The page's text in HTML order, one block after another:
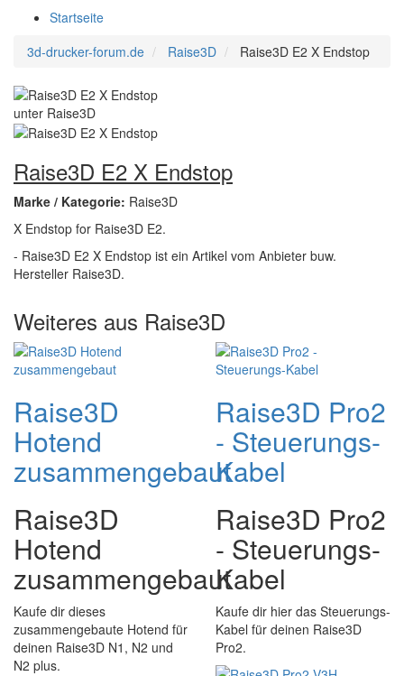
Startseite
3d-drucker-forum.de
Raise3D Raise3D E2 X Endstop
Raise3D E2 X Endstop
Marke / Kategorie: Raise3D
X Endstop for Raise3D E2.
- Raise3D E2 X Endstop ist ein Artikel vom Anbieter buw.
Hersteller Raise3D.
Weiteres aus Raise3D
Raise3D
Hotend
zusammengebaut
Raise3D
Hotend
zusammengebaut
Kaufe dir dieses
zusammengebaute Hotend für
deinen Raise3D N1, N2 und
N2 plus.
Raise3D Pro2
- Steuerungs-
Kabel
Raise3D Pro2
- Steuerungs-
Kabel
Kaufe dir hier das Steuerungs-
Kabel für deinen Raise3D
Pro2.